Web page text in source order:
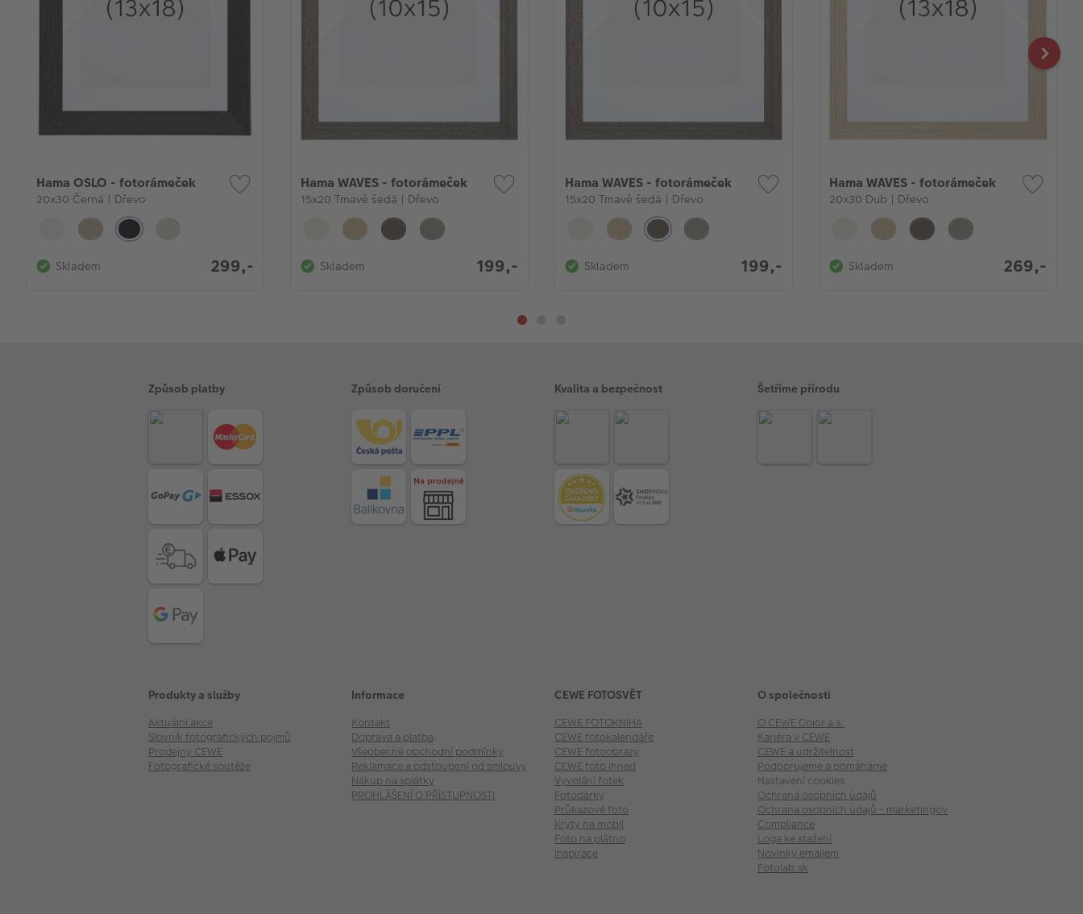
Hama OSLO - fotorámeček
20x30 Černá | Dřevo
Skladem 299,-
Hama WAVES - fotorámeček
15x20 Tmavě šedá | Dřevo
Skladem 199,-
Hama WAVES - fotorámeček
15x20 Tmavě šedá | Dřevo
Skladem 199,-
Hama WAVES - fotorámeček
20x30 Dub | Dřevo
Skladem 269,-
Způsob platby Způsob doručení Kvalita a bezpečnost Šetříme přírodu
Produkty a služby
Aktuální akce
Slovník fotografických pojmů
Prodejny CEWE
Fotografické soutěže
Informace
Kontakt
Doprava a platba
Všeobecné obchodní podmínky
Reklamace a odstoupení od smlouvy
Nákup na splátky
PROHLÁŠENÍ O PŘÍSTUPNOSTI
CEWE FOTOSVĚT
CEWE FOTOKNIHA
CEWE fotokalendáře
CEWE fotoobrazy
CEWE foto ihned
Vyvolání fotek
Fotodárky
Průkazové foto
Kryty na mobil
Foto na plátno
Inspirace
O společnosti
O CEWE Color a.s.
Kariéra v CEWE
CEWE a udržitelnost
Podporujeme a pomáháme
Nastavení cookies
Ochrana osobních údajů
Ochrana osobních údajů - marketingové akce
Compliance
Loga ke stažení
Novinky emailem
Fotolab.sk